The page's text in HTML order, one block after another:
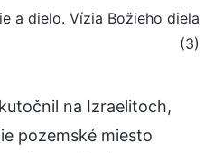
a dielo. Vízia Božieho diela
(3)
na Izraelitoch,
pozemské miesto